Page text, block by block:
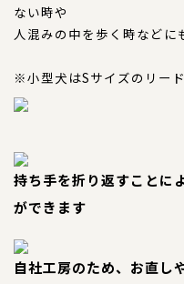
お直し
CORDINATE
ない時や
人混みの中を歩く時など
※小型犬はSサイズのリー
持ち手を折り返すことに
ができます
自社工房のため、お直し